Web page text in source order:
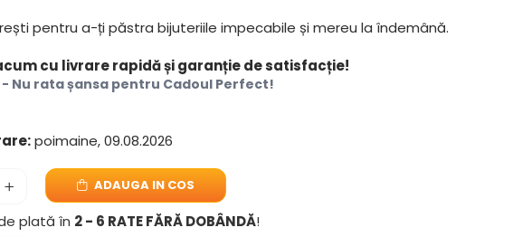
pentru a-ți păstra bijuteriile impecabile și mereu la îndemână.
cu livrare rapidă și garanție de satisfacție!
Nu rata șansa pentru Cadoul Perfect!
poimaine, 09.08.2026
ADAUGA IN COS
plată în 2 - 6 RATE FĂRĂ DOBÂNDĂ!